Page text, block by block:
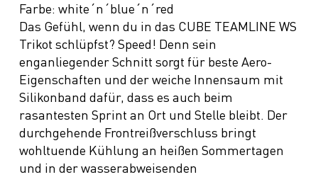
Farbe: white´n´blue´n´red
Das Gefühl, wenn du in das CUBE TEAMLINE WS
Trikot schlüpfst? Speed! Denn sein
enganliegender Schnitt sorgt für beste Aero-
Eigenschaften und der weiche Innensaum mit
Silikonband dafür, dass es auch beim
rasantesten Sprint an Ort und Stelle bleibt. Der
durchgehende Frontreißverschluss bringt
wohltuende Kühlung an heißen Sommertagen
und in der wasserabweisenden